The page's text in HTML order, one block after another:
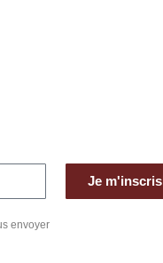
Je m'inscris
envoyer